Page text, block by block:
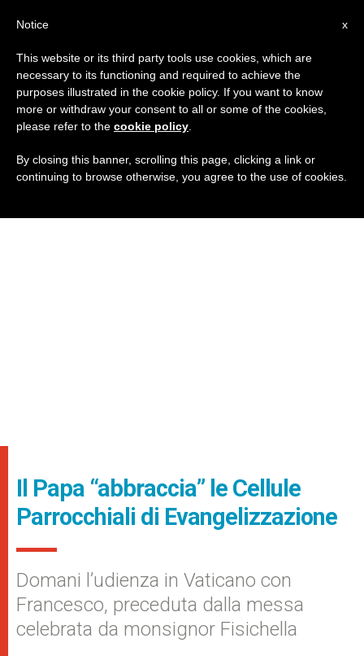
Il Papa “abbraccia” le Cellule
Parrocchiali di Evangelizzazione
Domani l’udienza in Vaticano con
Francesco, preceduta dalla messa
celebrata da monsignor Fisichella
x
Notice
This website or its third party tools use cookies, which are
necessary to its functioning and required to achieve the
purposes illustrated in the cookie policy. If you want to know
more or withdraw your consent to all or some of the cookies,
please refer to the cookie policy
By closing this banner, scrolling this page, clicking a link or
continuing to browse otherwise, you agree to the use of cookies.